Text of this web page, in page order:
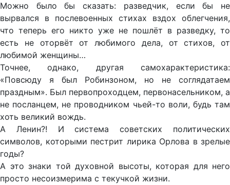
Можно было бы сказать: разведчик, если бы не
вырвался в послевоенных стихах вздох облегчения,
что теперь его никто уже не пошлёт в разведку, то
есть не оторвёт от любимого дела, от стихов, от
любимой женщины…
Точнее, однако, другая самохарактеристика:
«Повсюду я был Робинзоном, но не соглядатаем
праздным». Был первопроходцем, первонасельником, а
не посланцем, не проводником чьей-то воли, будь там
хоть великий вождь.
А Ленин?! И система советских политических
символов, которыми пестрит лирика Орлова в зрелые
годы?
А это знаки той духовной высоты, которая для него
просто несоизмерима с текучкой жизни.